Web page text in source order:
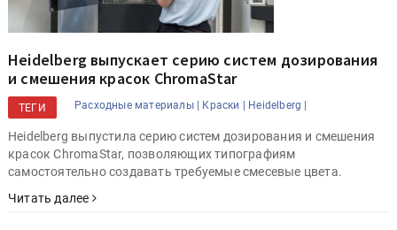
Heidelberg выпускает серию систем дозирования
и смешения красок ChromaStar
ТЕГИ Расходные материалы | Краски | Heidelberg |
Heidelberg выпустила серию систем дозирования и смешения
красок ChromaStar, позволяющих типографиям
самостоятельно создавать требуемые смесевые цвета.
Читать далее